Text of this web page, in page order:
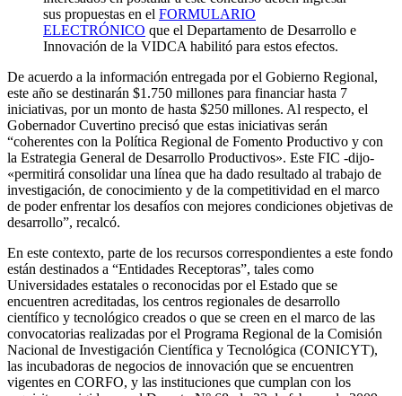
sus propuestas en el FORMULARIO
ELECTRÓNICO que el Departamento de Desarrollo e
Innovación de la VIDCA habilitó para estos efectos.
De acuerdo a la información entregada por el Gobierno Regional,
este año se destinarán $1.750 millones para financiar hasta 7
iniciativas, por un monto de hasta $250 millones. Al respecto, el
Gobernador Cuvertino precisó que estas iniciativas serán
“coherentes con la Política Regional de Fomento Productivo y con
la Estrategia General de Desarrollo Productivos». Este FIC -dijo-
«permitirá consolidar una línea que ha dado resultado al trabajo de
investigación, de conocimiento y de la competitividad en el marco
de poder enfrentar los desafíos con mejores condiciones objetivas de
desarrollo”, recalcó.
En este contexto, parte de los recursos correspondientes a este fondo
están destinados a “Entidades Receptoras”, tales como
Universidades estatales o reconocidas por el Estado que se
encuentren acreditadas, los centros regionales de desarrollo
científico y tecnológico creados o que se creen en el marco de las
convocatorias realizadas por el Programa Regional de la Comisión
Nacional de Investigación Científica y Tecnológica (CONICYT),
las incubadoras de negocios de innovación que se encuentren
vigentes en CORFO, y las instituciones que cumplan con los